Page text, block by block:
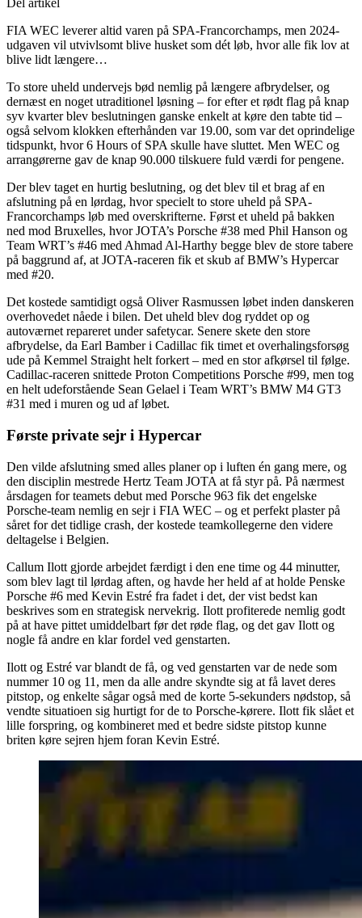
Del artikel
FIA WEC leverer altid varen på SPA-Francorchamps, men 2024-
udgaven vil utvivlsomt blive husket som dét løb, hvor alle fik lov at
blive lidt længere…
To store uheld undervejs bød nemlig på længere afbrydelser, og
dernæst en noget utraditionel løsning – for efter et rødt flag på knap
syv kvarter blev beslutningen ganske enkelt at køre den tabte tid –
også selvom klokken efterhånden var 19.00, som var det oprindelige
tidspunkt, hvor 6 Hours of SPA skulle have sluttet. Men WEC og
arrangørerne gav de knap 90.000 tilskuere fuld værdi for pengene.
Der blev taget en hurtig beslutning, og det blev til et brag af en
afslutning på en lørdag, hvor specielt to store uheld på SPA-
Francorchamps løb med overskrifterne. Først et uheld på bakken
ned mod Bruxelles, hvor JOTA’s Porsche #38 med Phil Hanson og
Team WRT’s #46 med Ahmad Al-Harthy begge blev de store tabere
på baggrund af, at JOTA-raceren fik et skub af BMW’s Hypercar
med #20.
Det kostede samtidigt også Oliver Rasmussen løbet inden danskeren
overhovedet nåede i bilen. Det uheld blev dog ryddet op og
autoværnet repareret under safetycar. Senere skete den store
afbrydelse, da Earl Bamber i Cadillac fik timet et overhalingsforsøg
ude på Kemmel Straight helt forkert – med en stor afkørsel til følge.
Cadillac-raceren snittede Proton Competitions Porsche #99, men tog
en helt udeforstående Sean Gelael i Team WRT’s BMW M4 GT3
#31 med i muren og ud af løbet.
Første private sejr i Hypercar
Den vilde afslutning smed alles planer op i luften én gang mere, og
den disciplin mestrede Hertz Team JOTA at få styr på. På nærmest
årsdagen for teamets debut med Porsche 963 fik det engelske
Porsche-team nemlig en sejr i FIA WEC – og et perfekt plaster på
såret for det tidlige crash, der kostede teamkollegerne den videre
deltagelse i Belgien.
Callum Ilott gjorde arbejdet færdigt i den ene time og 44 minutter,
som blev lagt til lørdag aften, og havde her held af at holde Penske
Porsche #6 med Kevin Estré fra fadet i det, der vist bedst kan
beskrives som en strategisk nervekrig. Ilott profiterede nemlig godt
på at have pittet umiddelbart før det røde flag, og det gav Ilott og
nogle få andre en klar fordel ved genstarten.
Ilott og Estré var blandt de få, og ved genstarten var de nede som
nummer 10 og 11, men da alle andre skyndte sig at få lavet deres
pitstop, og enkelte sågar også med de korte 5-sekunders nødstop, så
vendte situatioen sig hurtigt for de to Porsche-kørere. Ilott fik slået et
lille forspring, og kombineret med et bedre sidste pitstop kunne
briten køre sejren hjem foran Kevin Estré.